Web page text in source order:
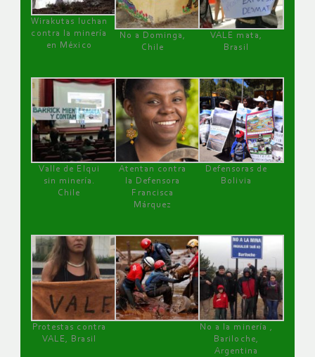
Wirakutas luchan
contra la minería
en México
No a Dominga,
Chile
VALE mata,
Brasil
Valle de Elqui
sin minería.
Chile
Atentan contra
la Defensora
Francisca
Márquez
Defensoras de
Bolivia
Protestas contra
VALE, Brasil
No a la minería ,
Bariloche,
Argentina